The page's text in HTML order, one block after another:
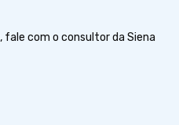
com o consultor da Siena